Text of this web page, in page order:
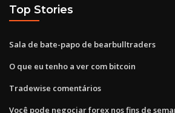
Top Stories
Sala de bate-papo de bearbulltraders
O que eu tenho a ver com bitcoin
Tradewise comentários
Você pode negociar forex nos fins de